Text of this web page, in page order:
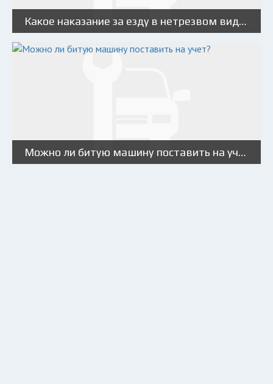
Какое наказание за езду в нетрезвом виде?
Можно ли битую машину поставить на учет?